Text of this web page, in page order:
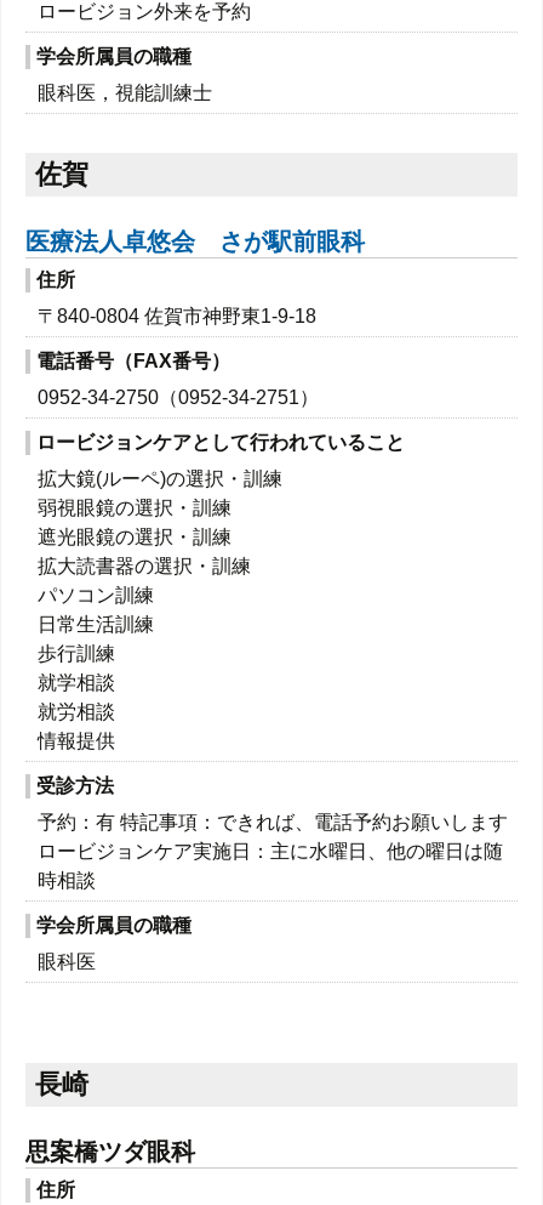
ロービジョン外来を予約
学会所属員の職種
眼科医，視能訓練士
佐賀
医療法人卓悠会 さが駅前眼科
住所
〒 840-0804 佐賀市神野東1-9-18
電話番号（FAX番号）
0952-34-2750 （0952-34-2751）
ロービジョンケアとして行われていること
拡大鏡(ルーペ)の選択・訓練
弱視眼鏡の選択・訓練
遮光眼鏡の選択・訓練
拡大読書器の選択・訓練
パソコン訓練
日常生活訓練
歩行訓練
就学相談
就労相談
情報提供
受診方法
予約：有 特記事項： できれば、電話予約お願いします
ロービジョンケア実施日： 主に水曜日、他の曜日は随
時相談
学会所属員の職種
眼科医
長崎
思案橋ツダ眼科
住所